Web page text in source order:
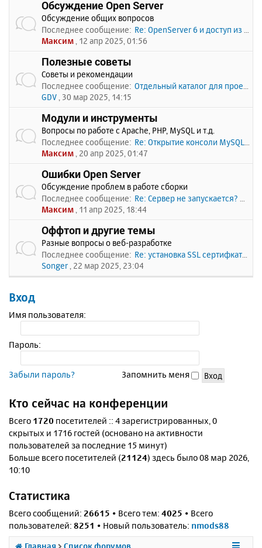
Обсуждение Open Server
Обсуждение общих вопросов
Последнее сообщение: Re: OpenServer 6 и доступ из …
Максим , 12 апр 2025, 01:56
Полезные советы
Советы и рекомендации
Последнее сообщение: Отдельный каталог для проекто…
GDV , 30 мар 2025, 14:15
Модули и инструменты
Вопросы по работе с Apache, PHP, MySQL и т.д.
Последнее сообщение: Re: Открытие консоли MySQL по…
Максим , 20 апр 2025, 01:47
Ошибки Open Server
Обсуждение проблем в работе сборки
Последнее сообщение: Re: Сервер не запускается? Пи…
Максим , 11 апр 2025, 18:44
Оффтоп и другие темы
Разные вопросы о веб-разработке
Последнее сообщение: Re: установка SSL сертифката
Songer , 22 мар 2025, 23:04
Вход
Имя пользователя:
Пароль:
Забыли пароль? Запомнить меня
Кто сейчас на конференции
Всего 1720 посетителей :: 4 зарегистрированных, 0
скрытых и 1716 гостей (основано на активности
пользователей за последние 15 минут)
Больше всего посетителей (21124) здесь было 08 мар 2026,
10:10
Статистика
Всего сообщений: 26615 • Всего тем: 4025 • Всего
пользователей: 8251 • Новый пользователь: nmods88
Главная Список форумов